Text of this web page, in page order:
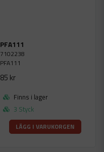
PFA111
7102238
PFA111
85 kr
Finns i lager
3 Styck
LÄGG I VARUKORGEN